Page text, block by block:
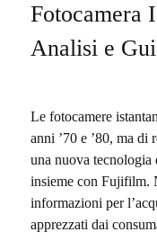
Fotocamera
Analisi e
Le fotocamere
anni ’70 e ’80, ma di
una nuova tecnologia
insieme con Fujifilm.
informazioni per
apprezzati dai